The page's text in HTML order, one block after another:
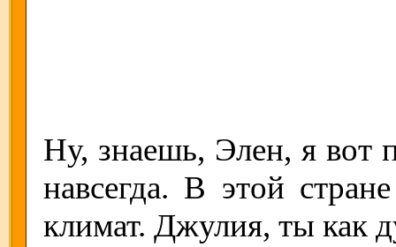
Ну, знаешь, Элен, я вот
навсегда. В этой
климат. Джулия, ты как